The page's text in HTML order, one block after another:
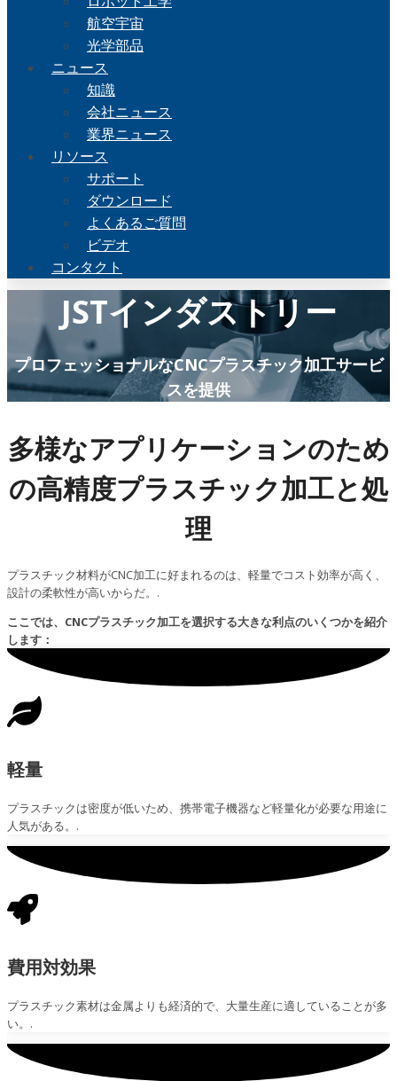
航空宇宙
光学部品
ニュース
知識
会社ニュース
業界ニュース
リソース
サポート
ダウンロード
よくあるご質問
ビデオ
コンタクト
JSTインダストリー
プロフェッショナルなCNCプラスチック加工サービ
スを提供
多様なアプリケーションのため
の高精度プラスチック加工と処
理
プラスチック材料がCNC加工に好まれるのは、軽量でコスト効率が高く、
設計の柔軟性が高いからだ。.
ここでは、CNCプラスチック加工を選択する大きな利点のいくつかを紹介
します：
軽量
プラスチックは密度が低いため、携帯電子機器など軽量化が必要な用途に
人気がある。.
費用対効果
プラスチック素材は金属よりも経済的で、大量生産に適していることが多
い。.